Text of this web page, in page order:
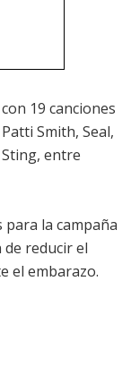
19 canciones
Smith, Seal,
entre
para la campaña
reducir el
el embarazo.